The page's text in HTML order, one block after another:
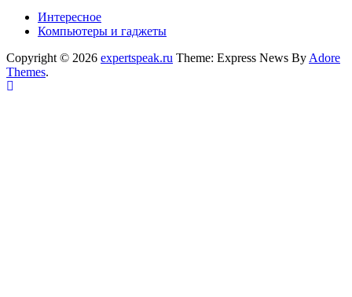
Интересное
Компьютеры и гаджеты
Copyright © 2026 expertspeak.ru Theme: Express News By Adore
Themes.